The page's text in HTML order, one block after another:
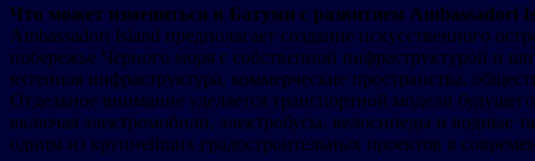
Что может измениться в Батуми с развитием Ambassadori
Ambassadori Island предполагает создание искусственного
побережье Черного моря с собственной инфраструктурой и
яхтенная инфраструктура, коммерческие пространства,
Отдельное внимание уделяется транспортной модели
включая электромобили, электробусы, велосипеды и водные
одним из крупнейших градостроительных проектов в